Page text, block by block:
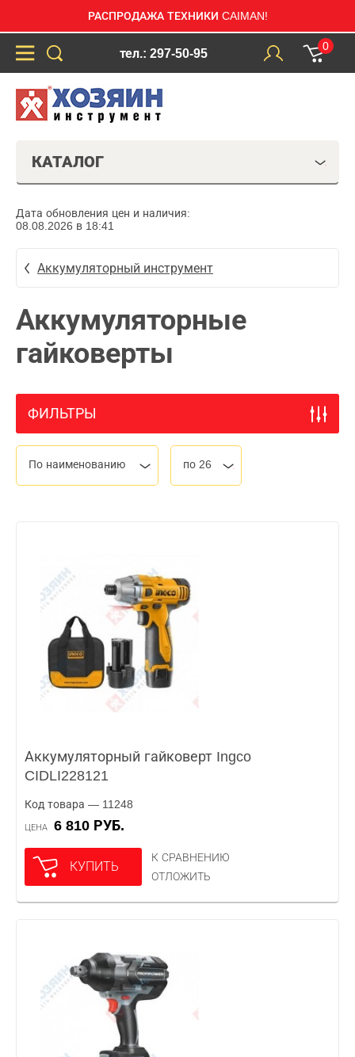
РАСПРОДАЖА ТЕХНИКИ CAIMAN!
тел.: 297-50-95
0
КАТАЛОГ
Дата обновления цен и наличия:
08.08.2026 в 18:41
Аккумуляторный инструмент
Аккумуляторные
гайковерты
ФИЛЬТРЫ
По наименованию по 26
Аккумуляторный гайковерт Ingco
CIDLI228121
Код товара — 11248
ЦЕНА 6 810 РУБ.
КУПИТЬ
К СРАВНЕНИЮ
ОТЛОЖИТЬ